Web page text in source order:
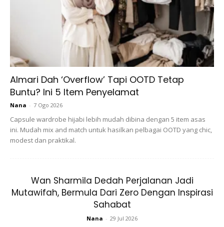
Ads
Almari Dah ‘Overflow’ Tapi OOTD Tetap
Buntu? Ini 5 Item Penyelamat
Nana - 7 Ogo 2026
Capsule wardrobe hijabi lebih mudah dibina dengan 5 item asas
ini. Mudah mix and match untuk hasilkan pelbagai OOTD yang chic,
modest dan praktikal.
Wan Sharmila Dedah Perjalanan Jadi
Mutawifah, Bermula Dari Zero Dengan Inspirasi
Sahabat
Nana - 29 Jul 2026